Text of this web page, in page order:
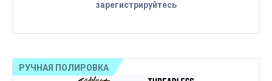
зарегистрируйтесь
РУЧНАЯ ПОЛИРОВКА